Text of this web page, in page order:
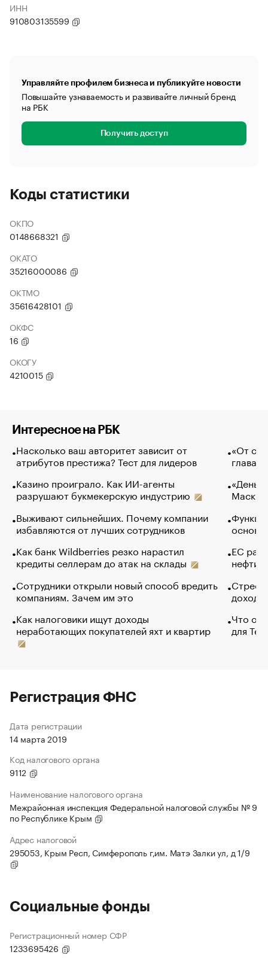
ИНН
910803135599
Управляйте профилем бизнеса и публикуйте новости
Повышайте узнаваемость и развивайте личный бренд
на РБК
Получить доступ
Коды статистики
ОКПО
0148668321
ОКАТО
35216000086
ОКТМО
35616428101
ОКФС
16
ОКОГУ
4210015
Интересное на РБК
Насколько ваш авторитет зависит от
атрибутов престижа? Тест для лидеров
Казино проиграло. Как ИИ-агенты
разрушают букмекерскую индустрию
Выживают сильнейших. Почему компании
избавляются от лучших сотрудников
Как банк Wildberries резко нарастил
кредиты селлерам до атак на склады
Сотрудники открыли новый способ вредить
компаниям. Зачем им это
Как налоговики ищут доходы
неработающих покупателей яхт и квартир
«От
глава
Маск в
основ
ЕС
нефти
Что
для
Регистрация ФНС
Дата регистрации
14 марта 2019
Код налогового органа
9112
Наименование налогового органа
Межрайонная инспекция Федеральной налоговой службы № 9
по Республике Крым
Адрес налоговой
295053, Крым Респ, Симферополь г,им. Матэ Залки ул, д 1/9
Социальные фонды
Регистрационный номер СФР
1233695426